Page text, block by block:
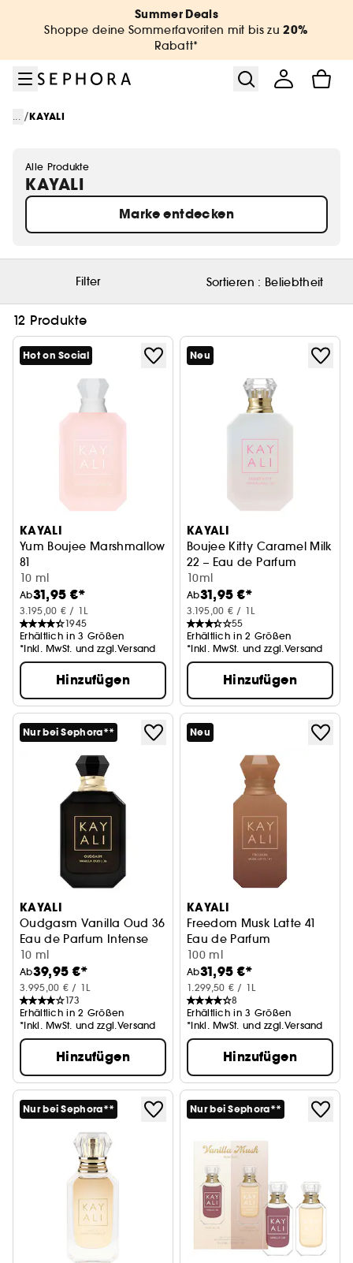
Summer Deals
Shoppe deine Sommerfavoriten mit bis zu20%
Rabatt*
... /KAYALI
Alle Produkte
KAYALI
Marke entdecken
Filter Sortieren : Beliebtheit
12 Produkte
Hot on Social
KAYALI
Yum Boujee Marshmallow
81
Eau de Parfum Intense
10 ml
Ab31,95 €*
3.195,00 € / 1L
1945
Erhältlich in 3 Größen
*Inkl. MwSt. und zzgl.Versand
Hinzufügen
Neu
KAYALI
Boujee Kitty Caramel Milk
22 – Eau de Parfum
10ml
Ab31,95 €*
3.195,00 € / 1L
55
Erhältlich in 2 Größen
*Inkl. MwSt. und zzgl.Versand
Hinzufügen
Nur bei Sephora**
KAYALI
Oudgasm Vanilla Oud 36
Eau de Parfum Intense
10 ml
Ab39,95 €*
3.995,00 € / 1L
173
Erhältlich in 2 Größen
*Inkl. MwSt. und zzgl.Versand
Hinzufügen
Neu
KAYALI
Freedom Musk Latte 41
Eau de Parfum
100 ml
Ab31,95 €*
1.299,50 € / 1L
8
Erhältlich in 3 Größen
*Inkl. MwSt. und zzgl.Versand
Hinzufügen
Nur bei Sephora** Nur bei Sephora**